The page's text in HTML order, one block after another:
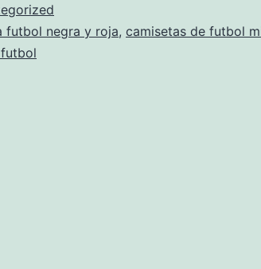
futbol negra y roja, camisetas de futbol